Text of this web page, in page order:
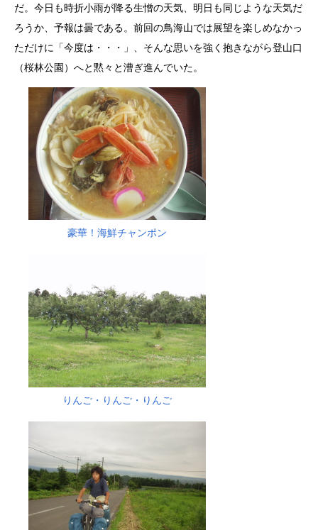
だ。今日も時折小雨が降る生憎の天気、明日も同じような天気だ
ろうか、予報は曇である。前回の鳥海山では展望を楽しめなかっ
ただけに「今度は・・・」、そんな思いを強く抱きながら登山口
（桜林公園）へと黙々と漕ぎ進んでいた。
豪華！海鮮チャンポン
りんご・りんご・りんご